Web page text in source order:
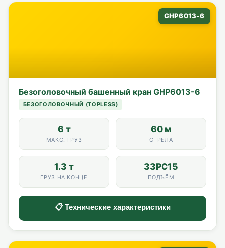
GHP6013-6
Безоголовочный башенный кран GHP6013-6
БЕЗОГОЛОВОЧНЫЙ (TOPLESS)
6 т
МАКС. ГРУЗ
60 м
СТРЕЛА
1.3 т
ГРУЗ НА КОНЦЕ
33PC15
ПОДЪЁМ
📋 Технические характеристики